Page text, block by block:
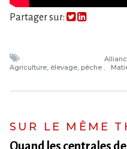
Partager sur:
Agriculture, élevage, pêche
SUR LE MÊME
Quand les centrales